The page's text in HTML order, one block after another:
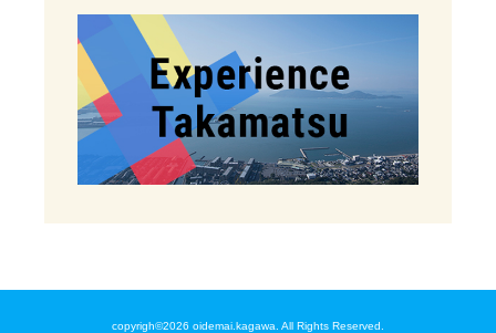
copyrigh©2026 oidemai.kagawa. All Rights Reserved.